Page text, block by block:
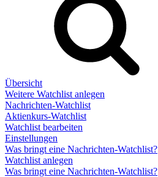
Übersicht
Weitere Watchlist anlegen
Nachrichten-Watchlist
Aktienkurs-Watchlist
Watchlist bearbeiten
Einstellungen
Was bringt eine Nachrichten-Watchlist?
Watchlist anlegen
Was bringt eine Nachrichten-Watchlist?